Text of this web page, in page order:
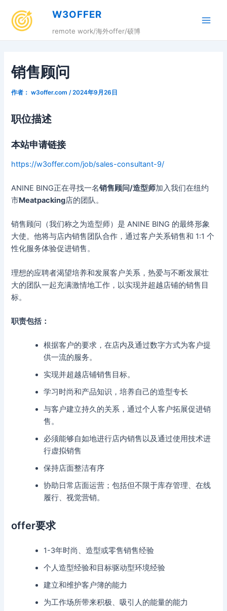
W3OFFER
remote work/海外offer/硕博
销售顾问
作者： w3offer.com /2024年9月26日
职位描述
本站申请链接
https://w3offer.com/job/sales-consultant-9/
ANINE BING正在寻找一名销售顾问/造型师加入我们在纽约
市Meatpacking店的团队。
销售顾问（我们称之为造型师）是 ANINE BING 的最终形象
大使。他将与店内销售团队合作，通过客户关系销售和 1:1 个
性化服务体验促进销售。
理想的应聘者渴望培养和发展客户关系，热爱与不断发展壮
大的团队一起充满激情地工作，以实现并超越店铺的销售目
标。
职责包括：
根据客户的要求，在店内及通过数字方式为客户提
供一流的服务。
实现并超越店铺销售目标。
学习时尚和产品知识，培养自己的造型专长
与客户建立持久的关系，通过个人客户拓展促进销
售。
必须能够自如地进行店内销售以及通过使用技术进
行虚拟销售
保持店面整洁有序
协助日常店面运营；包括但不限于库存管理、在线
履行、视觉营销。
offer要求
1-3年时尚、造型或零售销售经验
个人造型经验和目标驱动型环境经验
建立和维护客户簿的能力
为工作场所带来积极、吸引人的能量的能力